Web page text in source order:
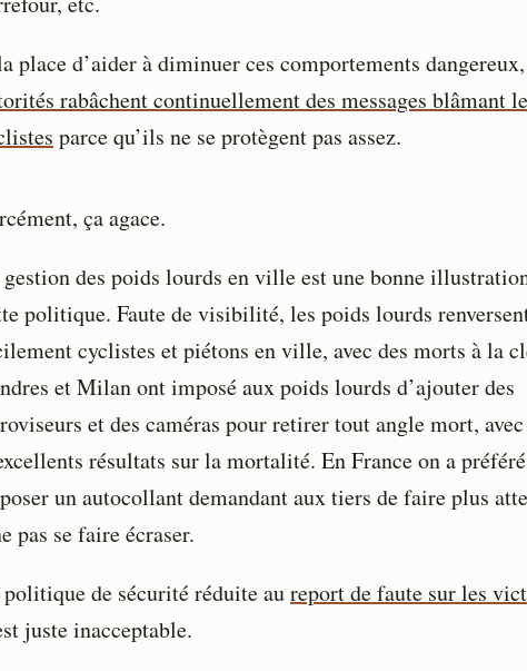
place d’aider à diminuer ces comportements dangereux,
rabâchent continuellement des messages blâmant
parce qu’ils ne se protègent pas assez.
ça agace.
des poids lourds en ville est une bonne
politique. Faute de visibilité, les poids lourds
cyclistes et piétons en ville, avec des morts à la
et Milan ont imposé aux poids lourds d’ajouter des
et des caméras pour retirer tout angle mort, avec
résultats sur la mortalité. En France on a préféré
un autocollant demandant aux tiers de faire plus
pas se faire écraser.
de sécurité réduite aureport de faute sur les
juste inacceptable.